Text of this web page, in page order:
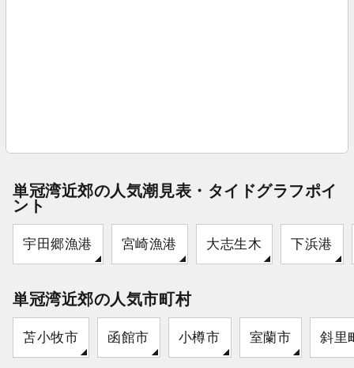
単冠湾近郊の人気潮見表・タイドグラフポイ
ント
宇田郷漁港 宮崎漁港 大志生木 下浜港
単冠湾近郊の人気市町村
苫小牧市 函館市 小樽市 室蘭市 斜里